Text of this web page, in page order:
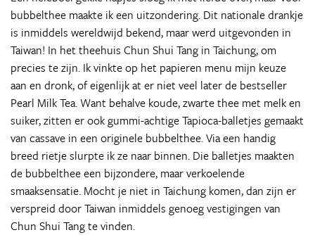
bubbelthee maakte ik een uitzondering. Dit nationale drankje
is inmiddels wereldwijd bekend, maar werd uitgevonden in
Taiwan! In het theehuis Chun Shui Tang in Taichung, om
precies te zijn. Ik vinkte op het papieren menu mijn keuze
aan en dronk, of eigenlijk at er niet veel later de bestseller
Pearl Milk Tea. Want behalve koude, zwarte thee met melk en
suiker, zitten er ook gummi-achtige Tapioca-balletjes gemaakt
van cassave in een originele bubbelthee. Via een handig
breed rietje slurpte ik ze naar binnen. Die balletjes maakten
de bubbelthee een bijzondere, maar verkoelende
smaaksensatie. Mocht je niet in Taichung komen, dan zijn er
verspreid door Taiwan inmiddels genoeg vestigingen van
Chun Shui Tang te vinden.